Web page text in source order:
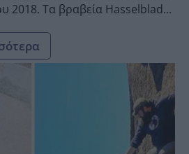
2018. Τα βραβεία Hasselblad...